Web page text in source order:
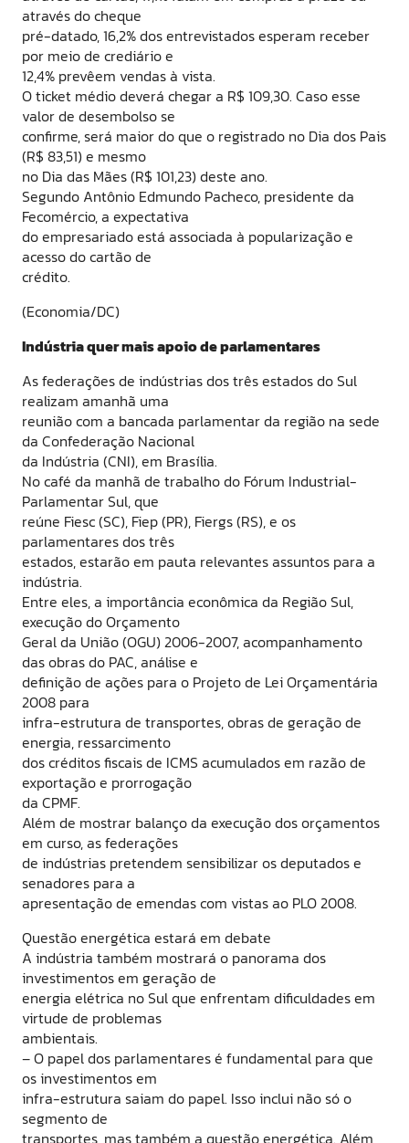
através do cheque
pré-datado, 16,2% dos entrevistados esperam receber
por meio de crediário e
12,4% prevêem vendas à vista.
O ticket médio deverá chegar a R$ 109,30. Caso esse
valor de desembolso se
confirme, será maior do que o registrado no Dia dos Pais
(R$ 83,51) e mesmo
no Dia das Mães (R$ 101,23) deste ano.
Segundo Antônio Edmundo Pacheco, presidente da
Fecomércio, a expectativa
do empresariado está associada à popularização e
acesso do cartão de
crédito.
(Economia/DC)
Indústria quer mais apoio de parlamentares
As federações de indústrias dos três estados do Sul
realizam amanhã uma
reunião com a bancada parlamentar da região na sede
da Confederação Nacional
da Indústria (CNI), em Brasília.
No café da manhã de trabalho do Fórum Industrial-
Parlamentar Sul, que
reúne Fiesc (SC), Fiep (PR), Fiergs (RS), e os
parlamentares dos três
estados, estarão em pauta relevantes assuntos para a
indústria.
Entre eles, a importância econômica da Região Sul,
execução do Orçamento
Geral da União (OGU) 2006-2007, acompanhamento
das obras do PAC, análise e
definição de ações para o Projeto de Lei Orçamentária
2008 para
infra-estrutura de transportes, obras de geração de
energia, ressarcimento
dos créditos fiscais de ICMS acumulados em razão de
exportação e prorrogação
da CPMF.
Além de mostrar balanço da execução dos orçamentos
em curso, as federações
de indústrias pretendem sensibilizar os deputados e
senadores para a
apresentação de emendas com vistas ao PLO 2008.
Questão energética estará em debate
A indústria também mostrará o panorama dos
investimentos em geração de
energia elétrica no Sul que enfrentam dificuldades em
virtude de problemas
ambientais.
– O papel dos parlamentares é fundamental para que
os investimentos em
infra-estrutura saiam do papel. Isso inclui não só o
segmento de